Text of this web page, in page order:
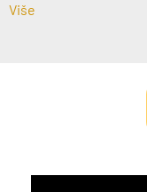
Više